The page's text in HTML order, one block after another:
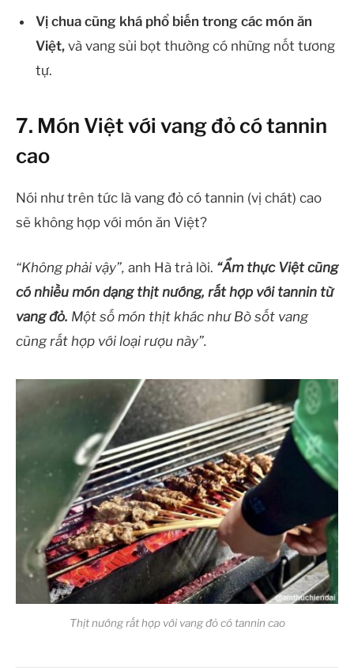
Vị chua cũng khá phổ biến trong các món ăn
Việt, và vang sủi bọt thường có những nốt tương
tự.
7. Món Việt với vang đỏ có tannin
cao
Nói như trên tức là vang đỏ có tannin (vị chát) cao
sẽ không hợp với món ăn Việt?
“Không phải vậy”, anh Hà trả lời. “Ẩm thực Việt cũng
có nhiều món dạng thịt nướng, rất hợp với tannin từ
vang đỏ. Một số món thịt khác như Bò sốt vang
cũng rất hợp với loại rượu này”.
Thịt nướng rất hợp với vang đỏ có tannin cao